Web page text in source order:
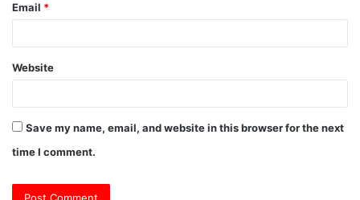
Email *
Website
Save my name, email, and website in this browser for the next
time I comment.